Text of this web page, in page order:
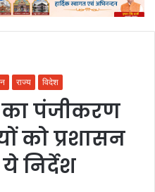
राज्य विदेश
का पंजीकरण
को प्रशासन
निर्देश